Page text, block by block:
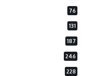
76
131
187
246
228